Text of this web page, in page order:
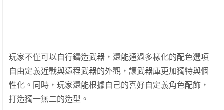
玩家不僅可以自行鑄造武器，還能通過多樣化的配色選項
自由定義近戰與遠程武器的外觀，讓武器庫更加獨特與個
性化。同時，玩家還能根據自己的喜好自定義角色配飾，
打造獨一無二的造型。